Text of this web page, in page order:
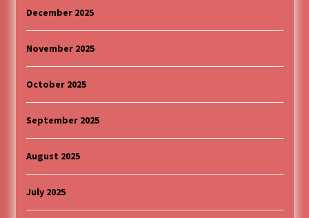
December 2025
November 2025
October 2025
September 2025
August 2025
July 2025